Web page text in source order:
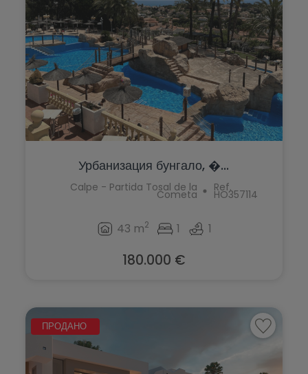
Урбанизация бунгало, �...
Calpe - Partida Tosal de la
Cometa
Ref.
HO357114
43 m2 1 1
180.000 €
ПРОДАНО